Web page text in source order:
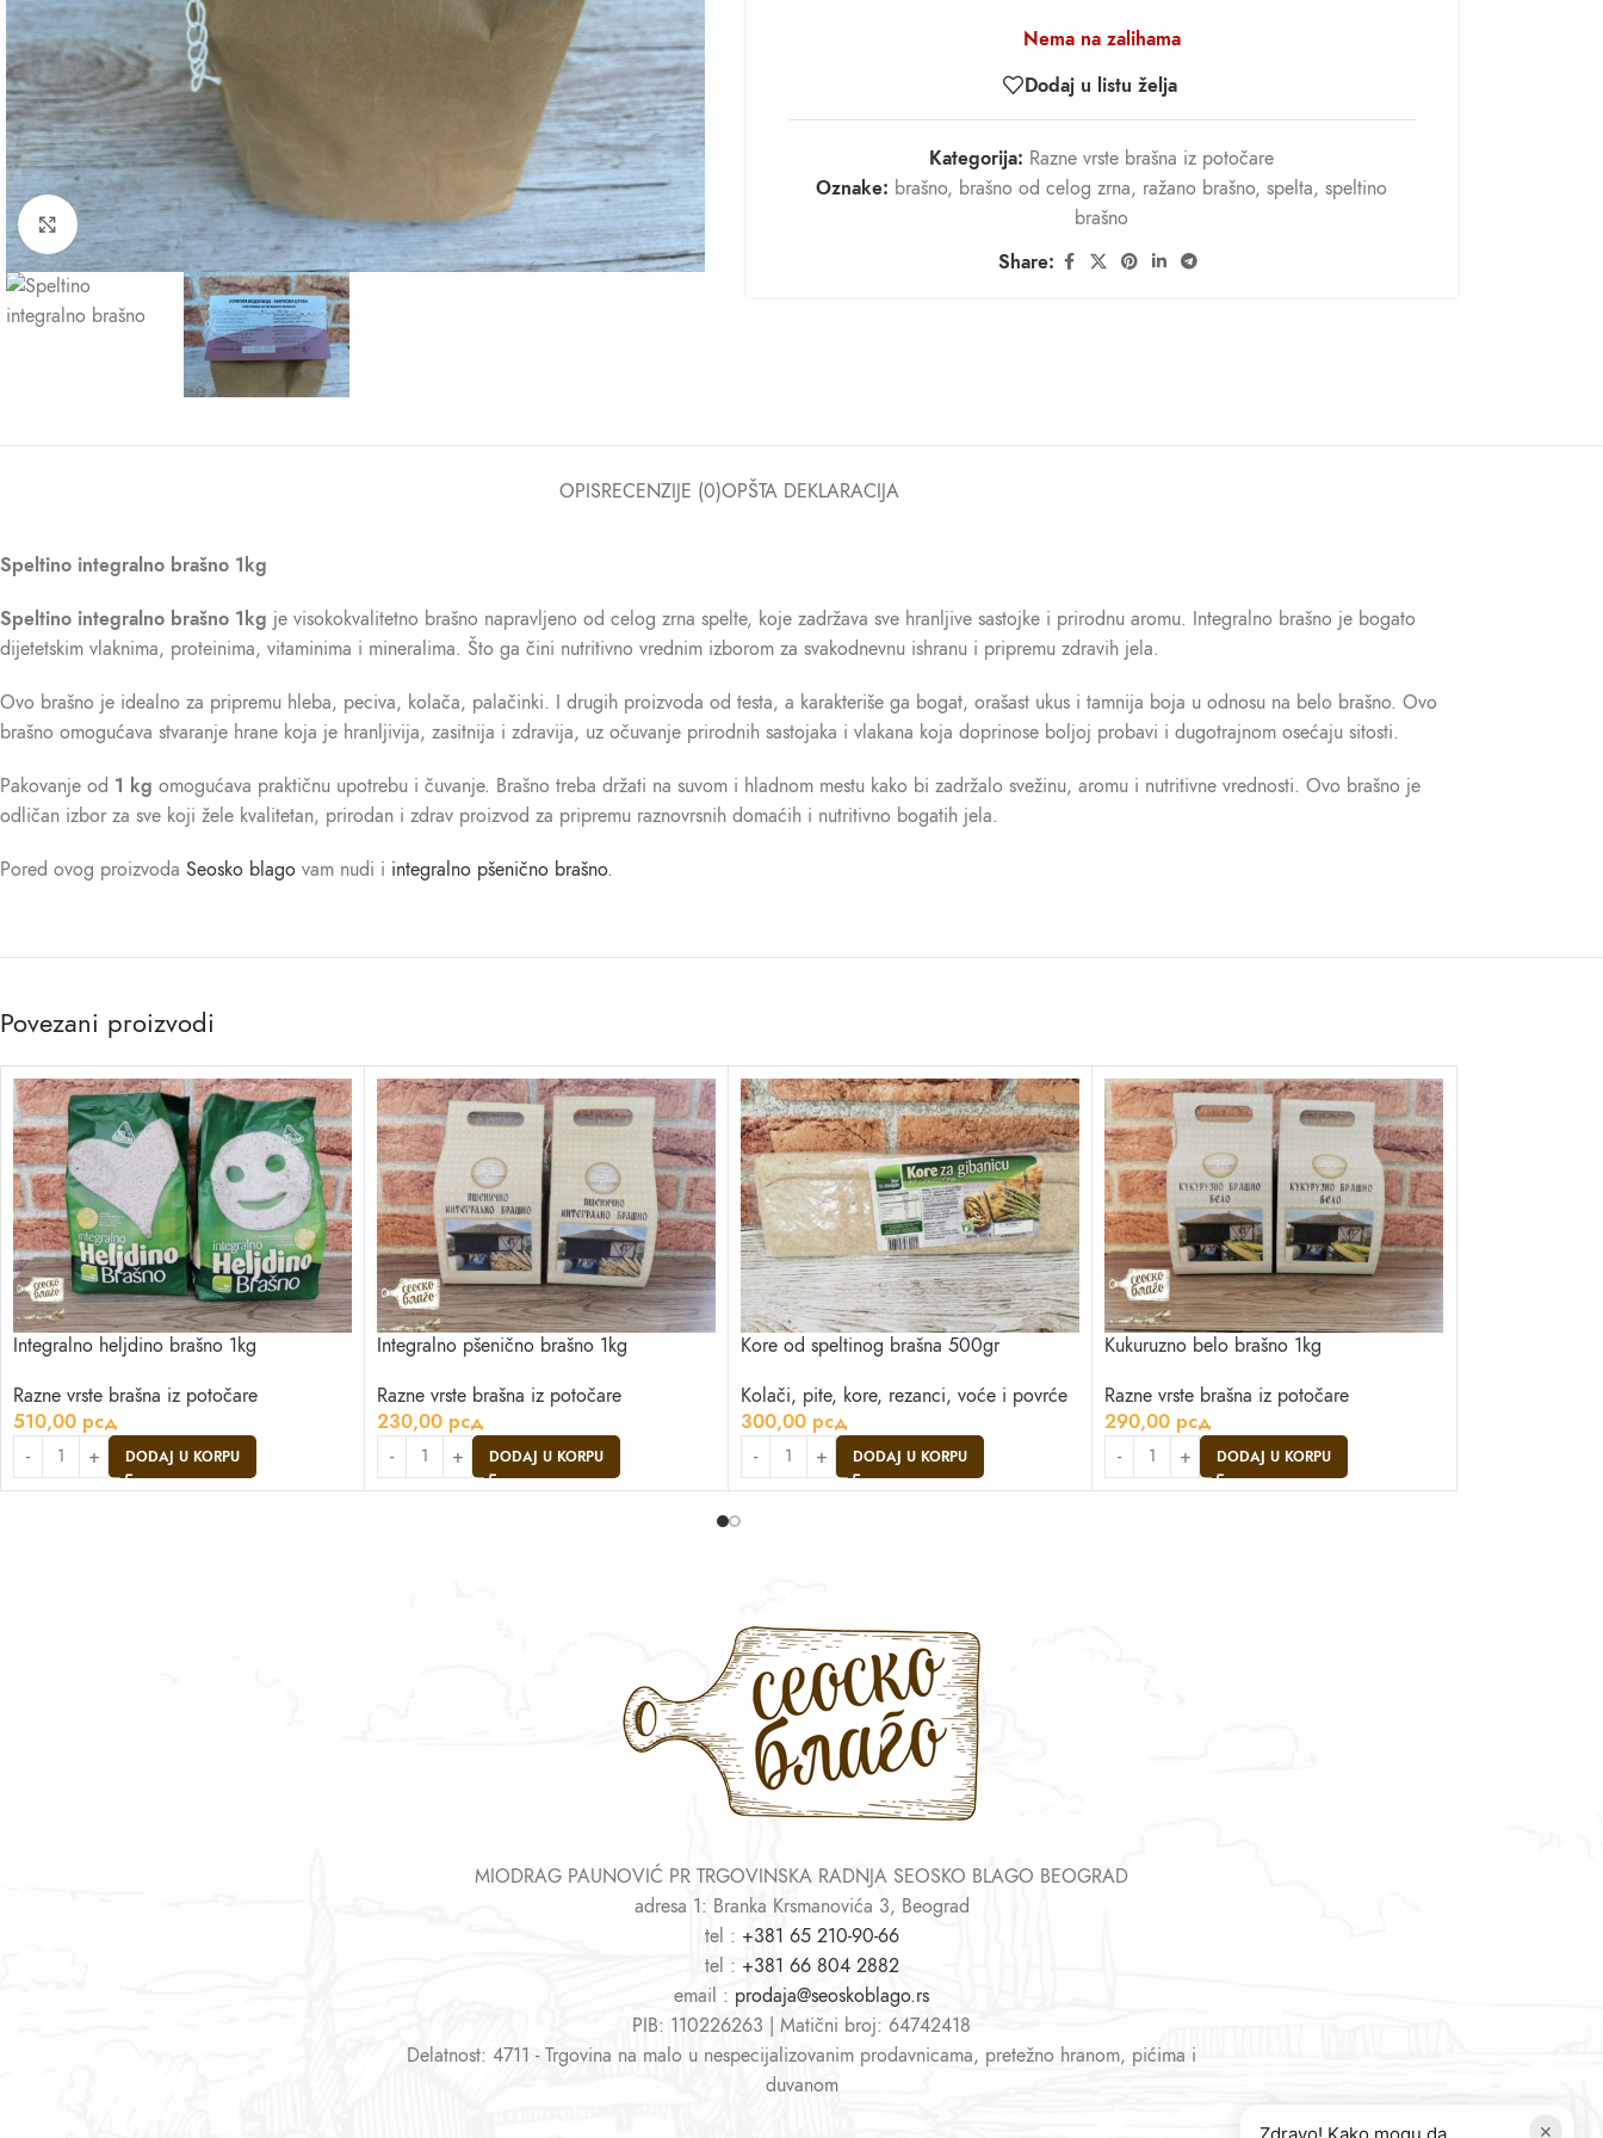
Kliknite za uvećanje
Nema na zalihama
Dodaj u listu želja
Kategorija: Razne vrste brašna iz potočare
Oznake: brašno, brašno od celog zrna, ražano brašno, spelta, speltino
brašno
Share:
OPISRECENZIJE (0)OPŠTA DEKLARACIJA
Speltino integralno brašno 1kg
Speltino integralno brašno 1kg je visokokvalitetno brašno napravljeno od celog zrna spelte, koje zadržava sve hranljive sastojke i prirodnu aromu. Integralno brašno je bogato
dijetetskim vlaknima, proteinima, vitaminima i mineralima. Što ga čini nutritivno vrednim izborom za svakodnevnu ishranu i pripremu zdravih jela.
Ovo brašno je idealno za pripremu hleba, peciva, kolača, palačinki. I drugih proizvoda od testa, a karakteriše ga bogat, orašast ukus i tamnija boja u odnosu na belo brašno. Ovo
brašno omogućava stvaranje hrane koja je hranljivija, zasitnija i zdravija, uz očuvanje prirodnih sastojaka i vlakana koja doprinose boljoj probavi i dugotrajnom osećaju sitosti.
Pakovanje od 1 kg omogućava praktičnu upotrebu i čuvanje. Brašno treba držati na suvom i hladnom mestu kako bi zadržalo svežinu, aromu i nutritivne vrednosti. Ovo brašno je
odličan izbor za sve koji žele kvalitetan, prirodan i zdrav proizvod za pripremu raznovrsnih domaćih i nutritivno bogatih jela.
Pored ovog proizvoda Seosko blago vam nudi i integralno pšenično brašno.
Povezani proizvodi
Integralno heljdino brašno 1kg
Razne vrste brašna iz potočare
510,00 рсд
DODAJ U KORPU
Integralno pšenično brašno 1kg
Razne vrste brašna iz potočare
230,00 рсд
DODAJ U KORPU
Kore od speltinog brašna 500gr
Kolači, pite, kore, rezanci, voće i povrće
300,00 рсд
DODAJ U KORPU
Kukuruzno belo brašno 1kg
Razne vrste brašna iz potočare
290,00 рсд
DODAJ U KORPU
MIODRAG PAUNOVIĆ PR TRGOVINSKA RADNJA SEOSKO BLAGO BEOGRAD
adresa 1: Branka Krsmanovića 3, Beograd
tel : +381 65 210-90-66
tel : +381 66 804 2882
email : prodaja@seoskoblago.rs
PIB: 110226263 | Matični broj: 64742418
Delatnost: 4711 - Trgovina na malo u nespecijalizovanim prodavnicama, pretežno hranom, pićima i
duvanom
×